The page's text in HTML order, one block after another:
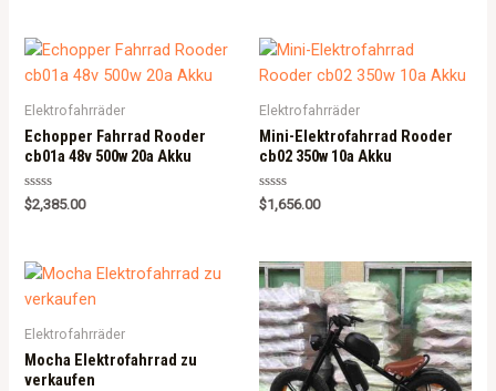
Elektrofahrräder
Echopper Fahrrad Rooder
cb01a 48v 500w 20a Akku
Rated
0
$2,385.00
Elektrofahrräder
Mini-Elektrofahrrad Rooder
cb02 350w 10a Akku
Rated
0
$1,656.00
Elektrofahrräder
Mocha Elektrofahrrad zu
verkaufen